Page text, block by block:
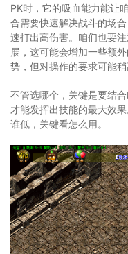
PK时，它的吸血能力能让
合需要快速解决战斗的场
速打出高伤害。咱们也要
展，这可能会增加一些额
势，但对操作的要求可能
不管选哪个，关键是要结
才能发挥出技能的最大效
谁低，关键看怎么用。